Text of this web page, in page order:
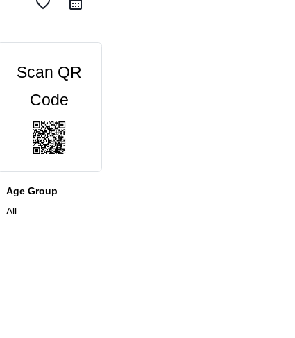
Scan QR
Code
Age Group
All